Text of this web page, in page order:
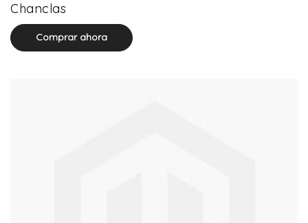
Chanclas
Comprar ahora